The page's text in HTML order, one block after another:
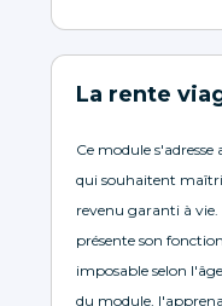
La rente
Ce module
qui souhaitent
revenu garanti à
présente son
imposable selon
du module,